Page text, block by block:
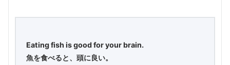
Eating fish is good for your brain.
魚を食べると、頭に良い。